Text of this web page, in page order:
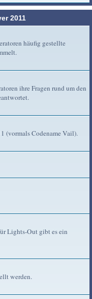
2011
häufig gestellte
ihre Fragen rund um den
(vormals Codename Vail).
Lights-Out gibt es ein
werden.